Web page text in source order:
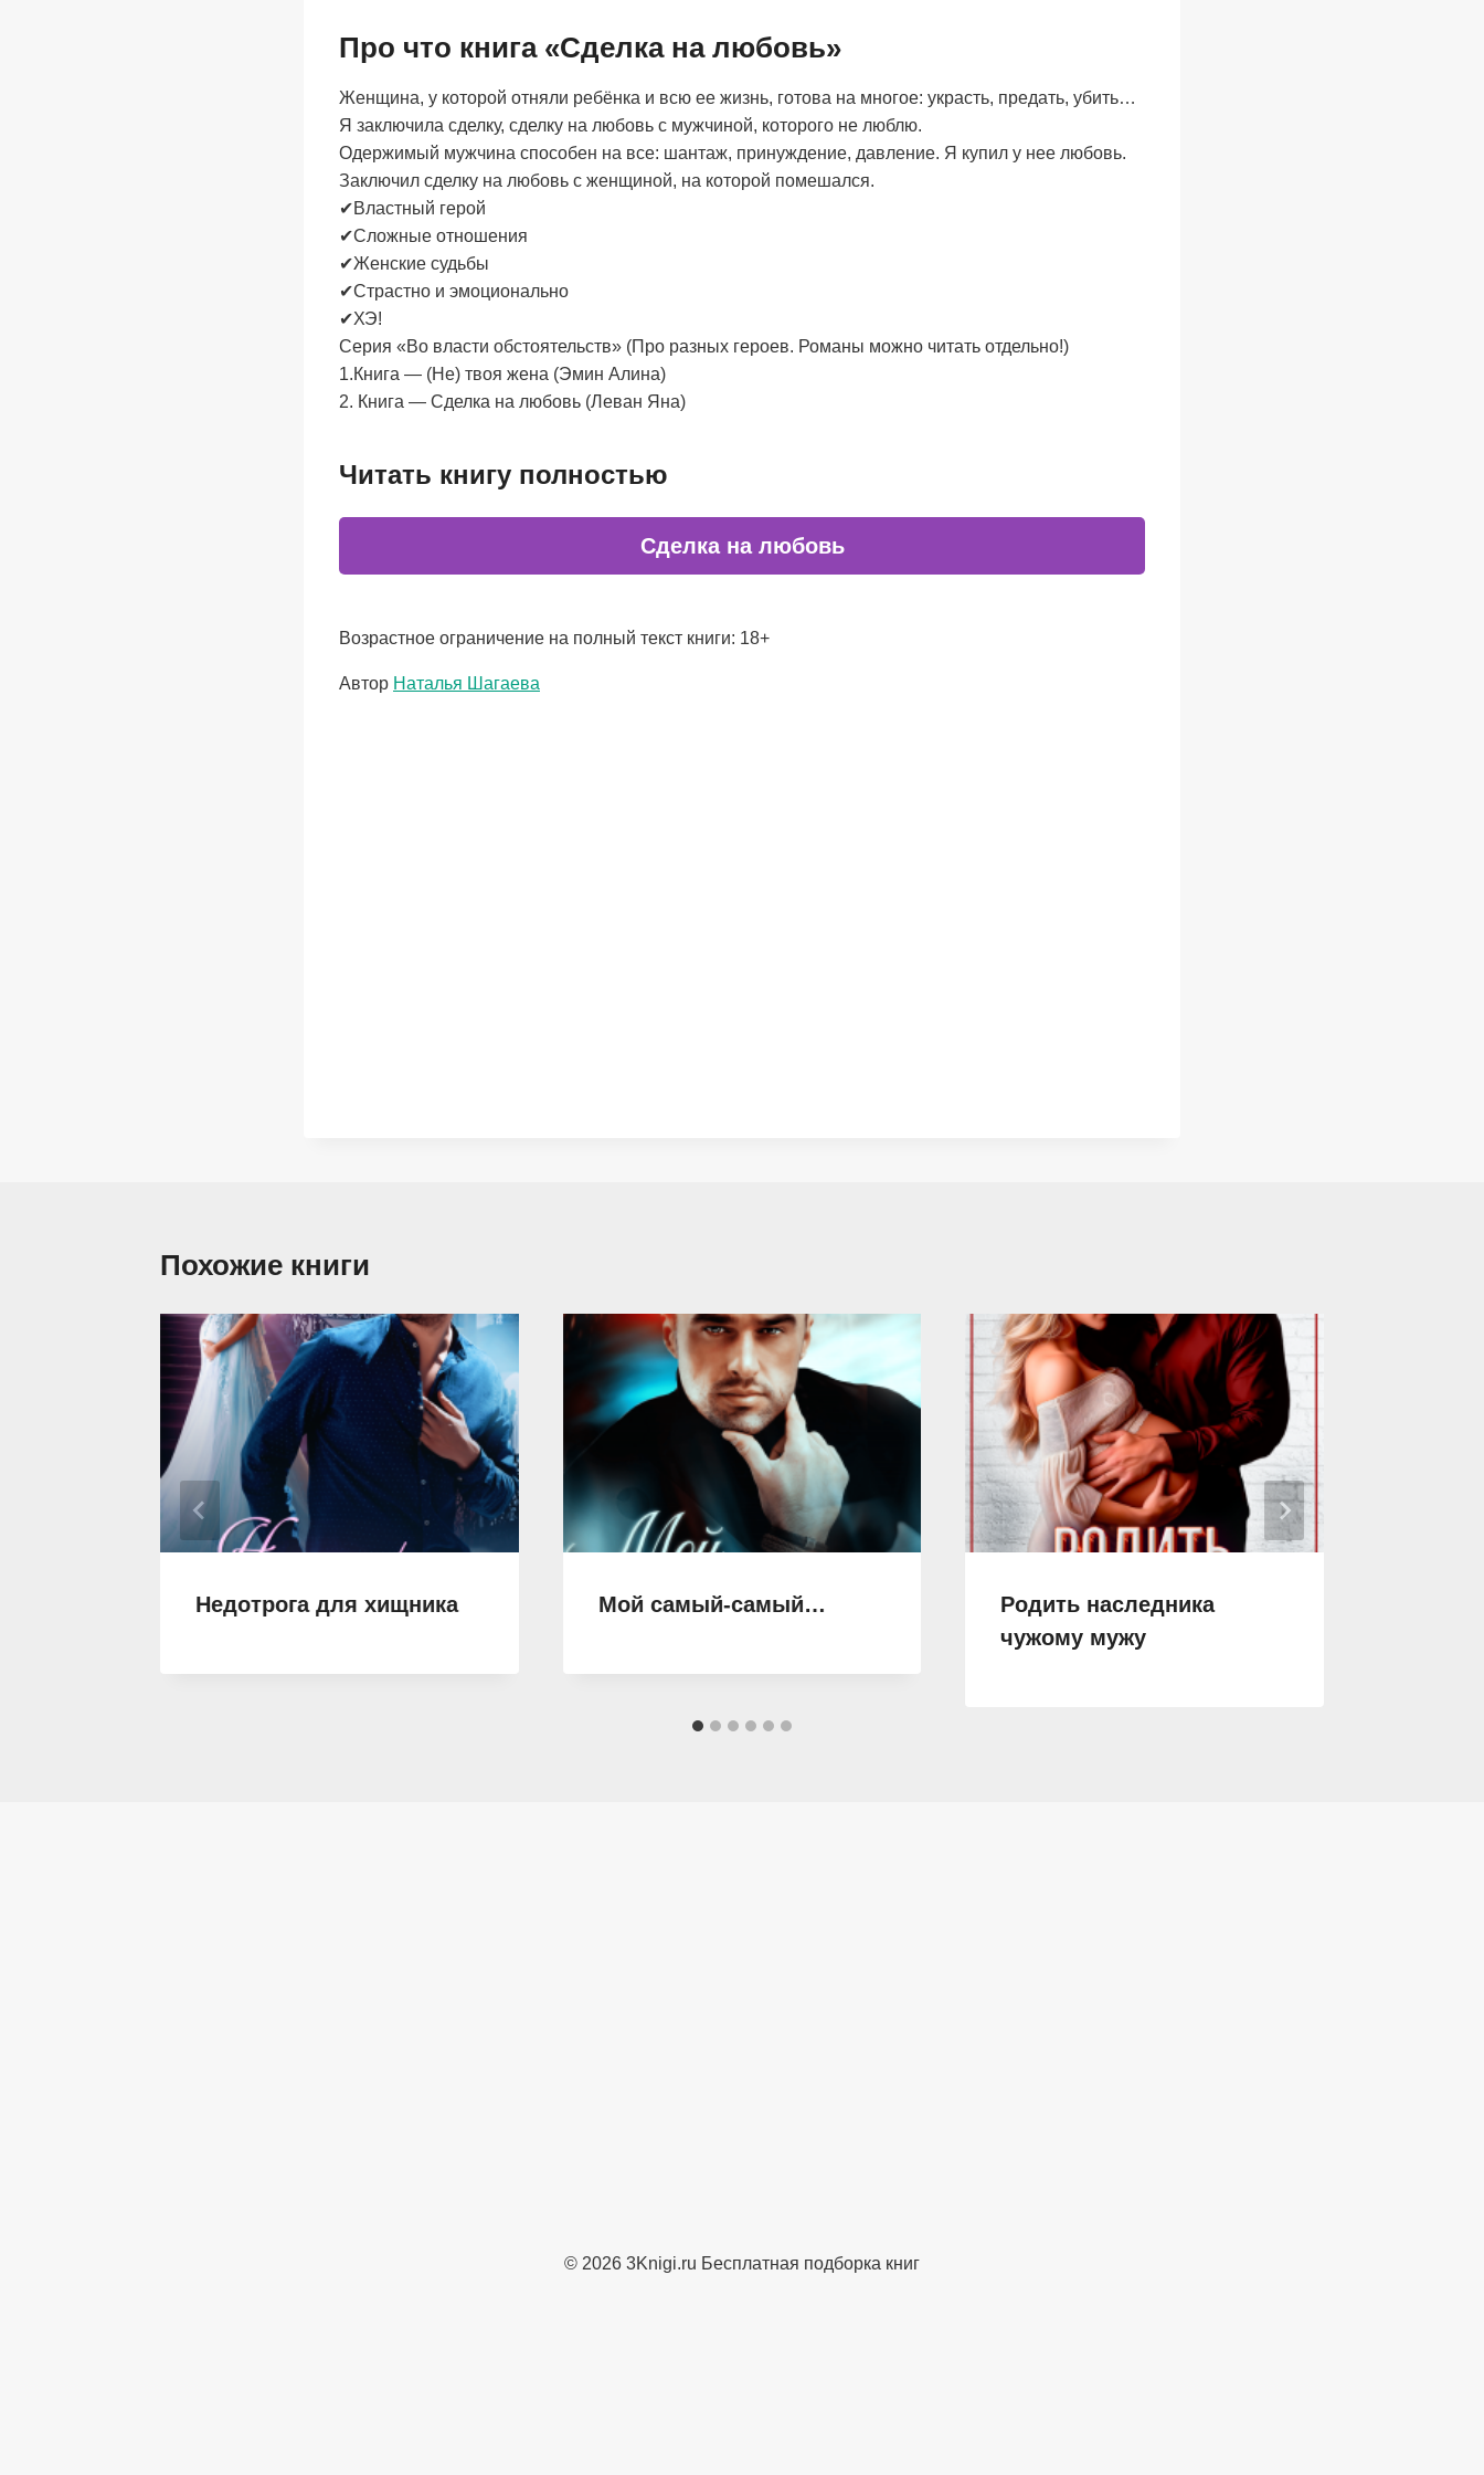
Про что книга «Сделка на любовь»
Женщина, у которой отняли ребёнка и всю ее жизнь, готова на многое: украсть, предать, убить…
Я заключила сделку, сделку на любовь с мужчиной, которого не люблю.
Одержимый мужчина способен на все: шантаж, принуждение, давление. Я купил у нее любовь.
Заключил сделку на любовь с женщиной, на которой помешался.
✔Властный герой
✔Сложные отношения
✔Женские судьбы
✔Страстно и эмоционально
✔ХЭ!
Серия «Во власти обстоятельств» (Про разных героев. Романы можно читать отдельно!)
1.Книга — (Не) твоя жена (Эмин Алина)
2. Книга — Сделка на любовь (Леван Яна)
Читать книгу полностью
Сделка на любовь
Возрастное ограничение на полный текст книги: 18+
Метки
Автор Наталья Шагаева
Похожие книги
Недотрога для хищника Мой самый-самый…
Родить наследника
чужому мужу
© 2026 3Knigi.ru Бесплатная подборка книг